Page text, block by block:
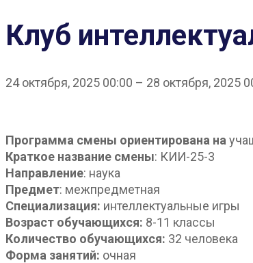
Клуб
24 октября, 2025 00:00 – 28 октября, 2025
Программа смены ориентирована на
Краткое название смены: КИИ-25-3
Направление: наука
Предмет: межпредметная
Специализация: интеллектуальные игры
Возраст обучающихся: 8-11 классы
Количество обучающихся: 32 человека
Форма занятий: очная